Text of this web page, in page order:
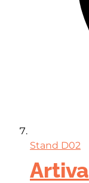
Stand D02
Artiva